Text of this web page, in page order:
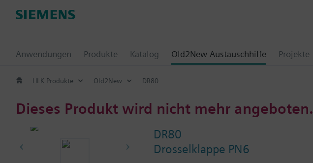
Anwendungen Produkte Katalog Old2New Austauschhilfe Projekte
HLK Produkte Old2New DR80
Dieses Produkt wird nicht mehr angeboten.
DR80
Drosselklappe PN6